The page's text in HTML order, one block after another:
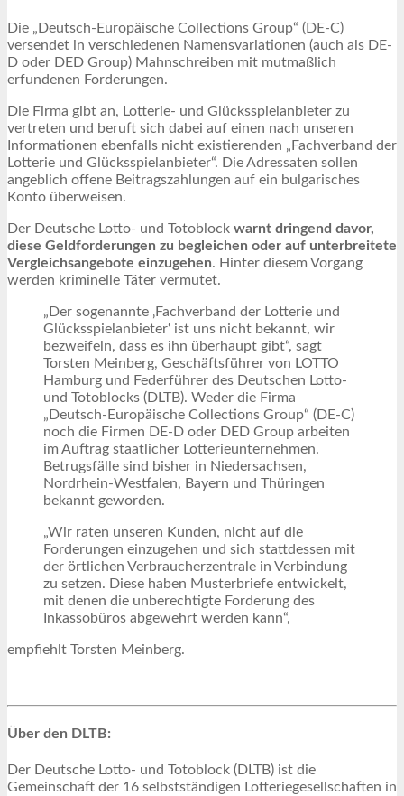
Die „Deutsch-Europäische Collections Group“ (DE-C)
versendet in verschiedenen Namensvariationen (auch als DE-
D oder DED Group) Mahnschreiben mit mutmaßlich
erfundenen Forderungen.
Die Firma gibt an, Lotterie- und Glücksspielanbieter zu
vertreten und beruft sich dabei auf einen nach unseren
Informationen ebenfalls nicht existierenden „Fachverband der
Lotterie und Glücksspielanbieter“. Die Adressaten sollen
angeblich offene Beitragszahlungen auf ein bulgarisches
Konto überweisen.
Der Deutsche Lotto- und Totoblock warnt dringend davor,
diese Geldforderungen zu begleichen oder auf unterbreitete
Vergleichsangebote einzugehen. Hinter diesem Vorgang
werden kriminelle Täter vermutet.
„Der sogenannte ‚Fachverband der Lotterie und
Glücksspielanbieter‘ ist uns nicht bekannt, wir
bezweifeln, dass es ihn überhaupt gibt“, sagt
Torsten Meinberg, Geschäftsführer von LOTTO
Hamburg und Federführer des Deutschen Lotto-
und Totoblocks (DLTB). Weder die Firma
„Deutsch-Europäische Collections Group“ (DE-C)
noch die Firmen DE-D oder DED Group arbeiten
im Auftrag staatlicher Lotterieunternehmen.
Betrugsfälle sind bisher in Niedersachsen,
Nordrhein-Westfalen, Bayern und Thüringen
bekannt geworden.
„Wir raten unseren Kunden, nicht auf die
Forderungen einzugehen und sich stattdessen mit
der örtlichen Verbraucherzentrale in Verbindung
zu setzen. Diese haben Musterbriefe entwickelt,
mit denen die unberechtigte Forderung des
Inkassobüros abgewehrt werden kann“,
empfiehlt Torsten Meinberg.
Über den DLTB:
Der Deutsche Lotto- und Totoblock (DLTB) ist die
Gemeinschaft der 16 selbstständigen Lotteriegesellschaften in